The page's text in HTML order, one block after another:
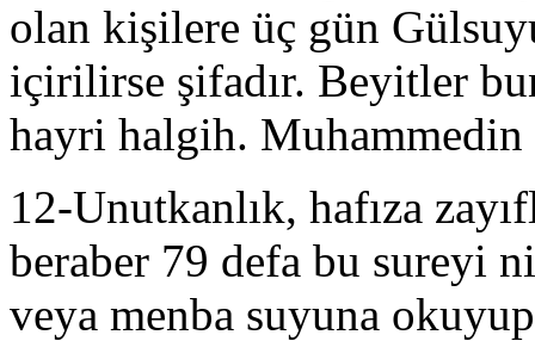
olan kişilere üç gün
içirilirse şifadır. Beyitler
hayri halgih. Muhammedin
12-Unutkanlık, hafıza
beraber 79 defa bu sureyi
veya menba suyuna